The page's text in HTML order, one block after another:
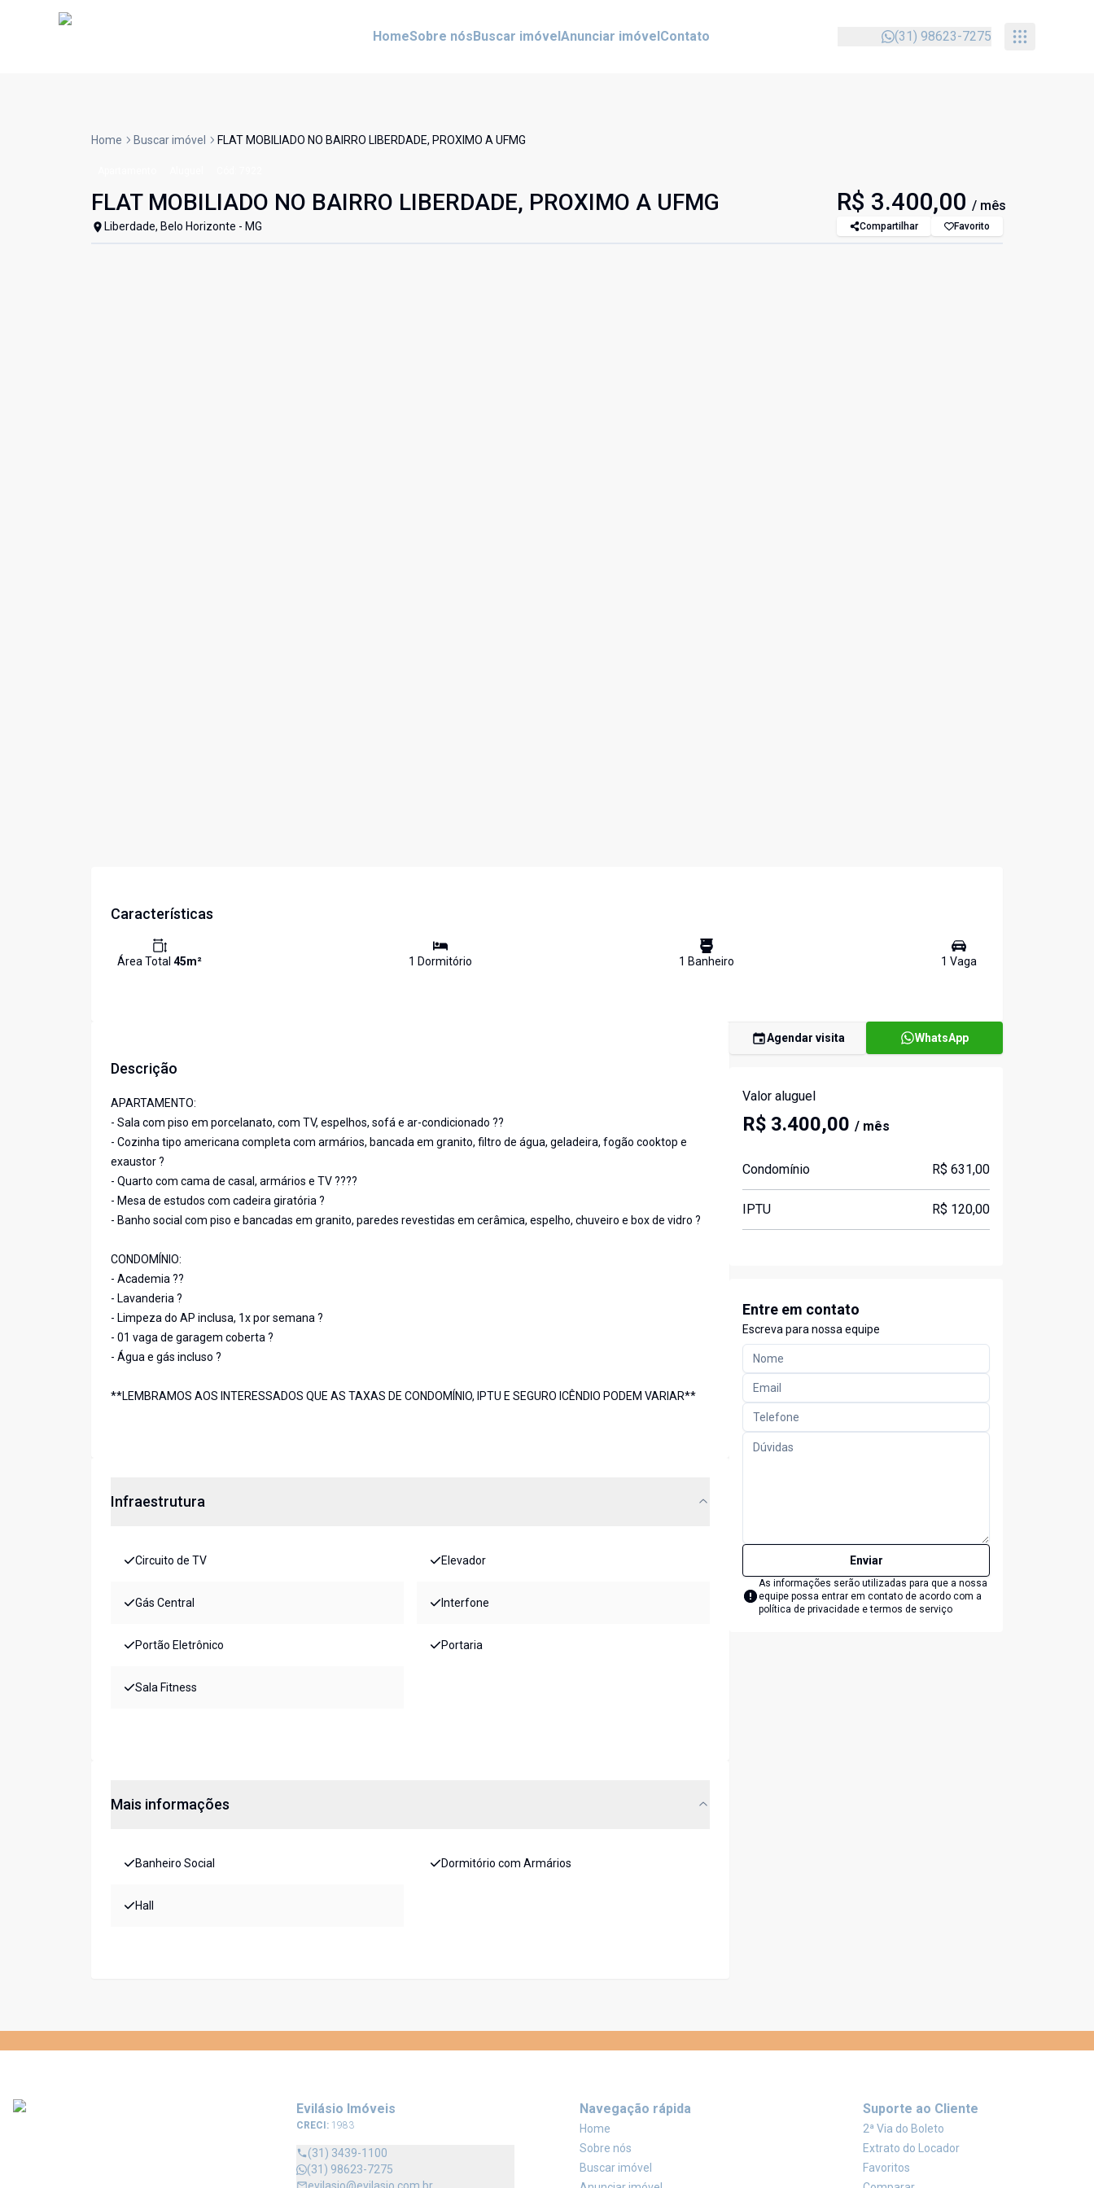
HomeSobre nósBuscar imóvelAnunciar imóvelContato (31) 98623-7275
Home Buscar imóvel FLAT MOBILIADO NO BAIRRO LIBERDADE, PROXIMO A UFMG
FLAT MOBILIADO NO BAIRRO LIBERDADE, PROXIMO A UFMG
Liberdade, Belo Horizonte - MG
R$ 3.400,00 / mês
Compartilhar Favorito
Características
Área Total 45m² 1 Dormitório 1 Banheiro 1 Vaga
Descrição
APARTAMENTO:
- Sala com piso em porcelanato, com TV, espelhos, sofá e ar-condicionado ??
- Cozinha tipo americana completa com armários, bancada em granito, filtro de água, geladeira, fogão cooktop e
exaustor ?
- Quarto com cama de casal, armários e TV ????
- Mesa de estudos com cadeira giratória ?
- Banho social com piso e bancadas em granito, paredes revestidas em cerâmica, espelho, chuveiro e box de vidro ?
CONDOMÍNIO:
- Academia ??
- Lavanderia ?
- Limpeza do AP inclusa, 1x por semana ?
- 01 vaga de garagem coberta ?
- Água e gás incluso ?
**LEMBRAMOS AOS INTERESSADOS QUE AS TAXAS DE CONDOMÍNIO, IPTU E SEGURO ICÊNDIO PODEM VARIAR**
Infraestrutura
Circuito de TV Elevador
Gás Central Interfone
Portão Eletrônico Portaria
Sala Fitness
Mais informações
Banheiro Social Dormitório com Armários
Hall
Agendar visita WhatsApp
Valor aluguel
R$ 3.400,00 / mês
Condomínio R$ 631,00
IPTU R$ 120,00
Entre em contato
Escreva para nossa equipe
Enviar
As informações serão utilizadas para que a nossa
equipe possa entrar em contato de acordo com a
política de privacidade e termos de serviço
Evilásio Imóveis
CRECI: 1983
(31) 3439-1100
(31) 98623-7275
Navegação rápida
Home
Sobre nós
Buscar imóvel
Suporte ao Cliente
2ª Via do Boleto
Extrato do Locador
Favoritos